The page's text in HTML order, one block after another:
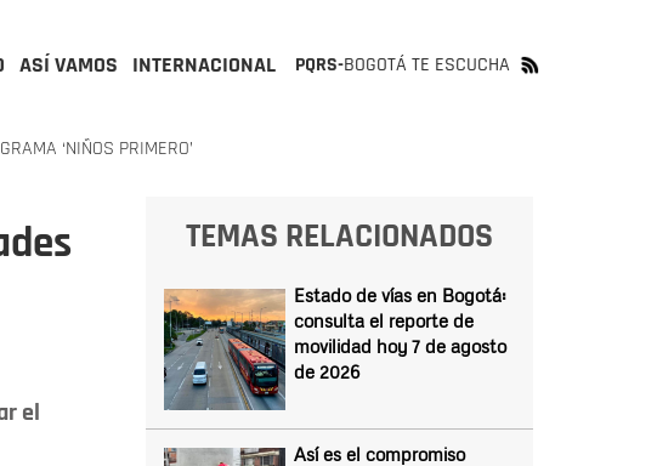
ASÍ VAMOS INTERNACIONAL PQRS-BOGOTÁ TE ESCUCHA
‘NIÑOS PRIMERO’
el
TEMAS RELACIONADOS
Estado de vías en Bogotá:
consulta el reporte de
movilidad hoy 7 de agosto
de 2026
Así es el compromiso